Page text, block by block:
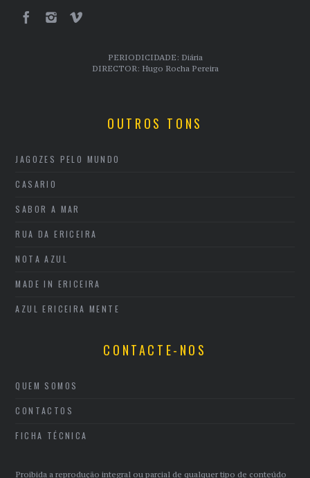
PERIODICIDADE: Diária
DIRECTOR: Hugo Rocha Pereira
OUTROS TONS
JAGOZES PELO MUNDO
CASARIO
SABOR A MAR
RUA DA ERICEIRA
NOTA AZUL
MADE IN ERICEIRA
AZUL ERICEIRA MENTE
CONTACTE-NOS
QUEM SOMOS
CONTACTOS
FICHA TÉCNICA
Proibida a reprodução integral ou parcial de qualquer tipo de conteúdo